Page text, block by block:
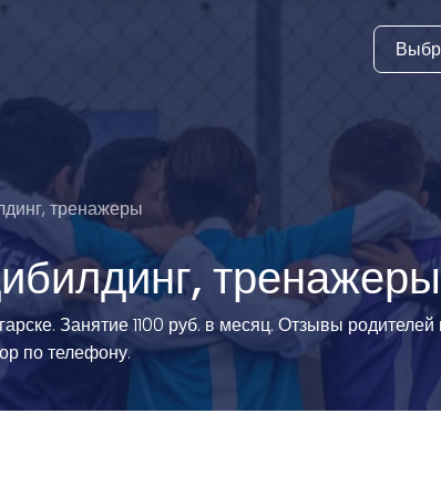
виды
спорта
тренажеры
Занятие 1100 руб. в месяц. Отзывы родителей
по телефону.